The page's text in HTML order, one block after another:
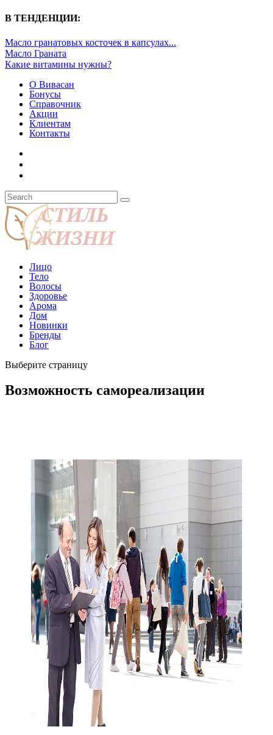
В ТЕНДЕНЦИИ:
Масло гранатовых косточек в капсулах...
Масло Граната
Какие витамины нужны?
О Вивасан
Бонусы
Справочник
Акции
Клиентам
Контакты
Лицо
Тело
Волосы
Здоровье
Арома
Дом
Новинки
Бренды
Блог
Выберите страницу
Возможность самореализации